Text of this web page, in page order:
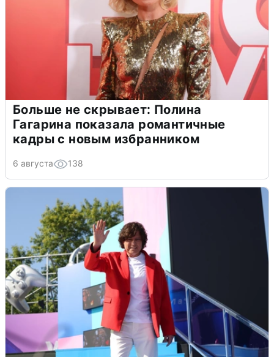
Больше не скрывает: Полина
Гагарина показала романтичные
кадры с новым избранником
6 августа 138